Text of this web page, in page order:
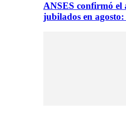
ANSES confirmó el
jubilados en